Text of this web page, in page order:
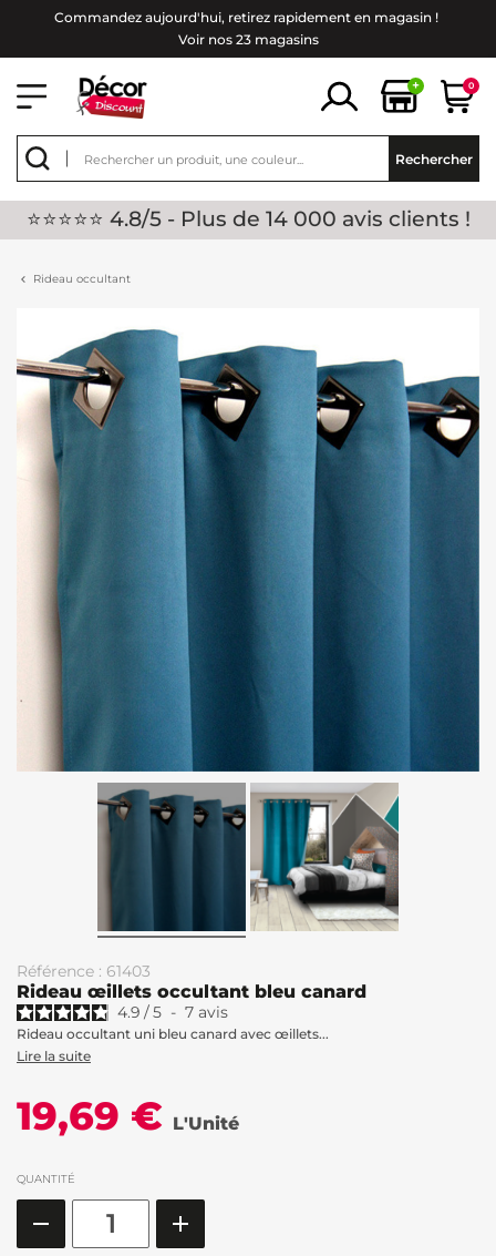
Commandez aujourd'hui, retirez rapidement en magasin !
Voir nos 23 magasins
+ 0
Rechercher
⭐⭐⭐⭐⭐ 4.8/5 - Plus de 14 000 avis clients !
Rideau occultant
Référence : 61403
Rideau œillets occultant bleu canard
4.9 /5 - 7 avis
Rideau occultant uni bleu canard avec œillets...
Lire la suite
19,69 € L'Unité
QUANTITÉ